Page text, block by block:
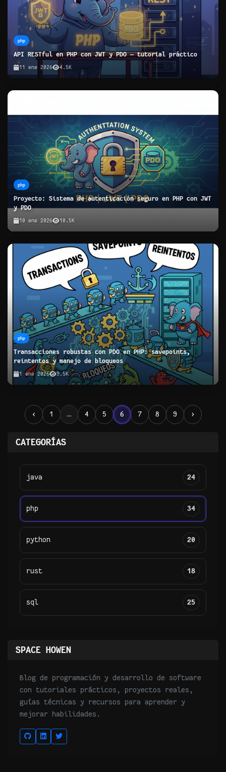
php
API RESTful en PHP con JWT y PDO — tutorial práctico
11 ene 2026 4.5K
php
Proyecto: Sistema de autenticación seguro en PHP con JWT
y PDO
10 ene 2026 10.5K
php
Transacciones robustas con PDO en PHP: savepoints,
reintentos y manejo de bloqueos
1 ene 2026 9.5K
‹ 1 … 4 5 6 7 8 9 ›
CATEGORÍAS
java 24
php 34
python 20
rust 18
sql 25
SPACE HOWEN
Blog de programación y desarrollo de software
con tutoriales prácticos, proyectos reales,
guías técnicas y recursos para aprender y
mejorar habilidades.